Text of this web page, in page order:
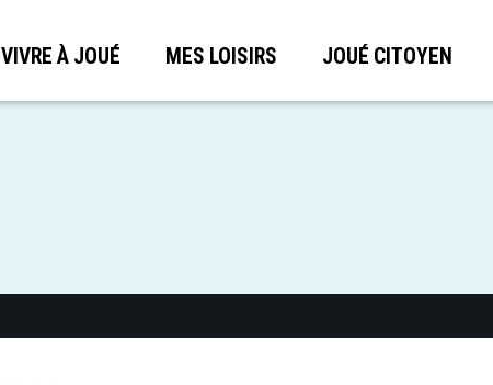
VIVRE À JOUÉ MES LOISIRS JOUÉ CITOYEN